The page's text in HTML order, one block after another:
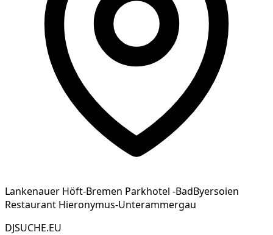
Lankenauer Höft-Bremen Parkhotel -BadByersoien
Restaurant Hieronymus-Unterammergau
DJSUCHE.EU